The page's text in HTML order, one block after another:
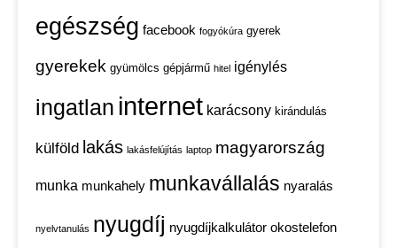
egészség facebook fogyókúra gyerek
gyerekek gyümölcs gépjármű hitel igénylés
ingatlan internet karácsony kirándulás
külföld lakás lakásfelújítás laptop magyarország
munka munkahely munkavállalás nyaralás
nyelvtanulás nyugdíj nyugdíjkalkulátor okostelefon